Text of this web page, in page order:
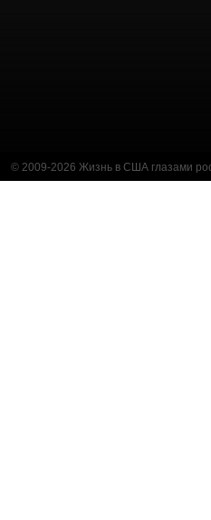
© 2009-2026 Жизнь в США глазами